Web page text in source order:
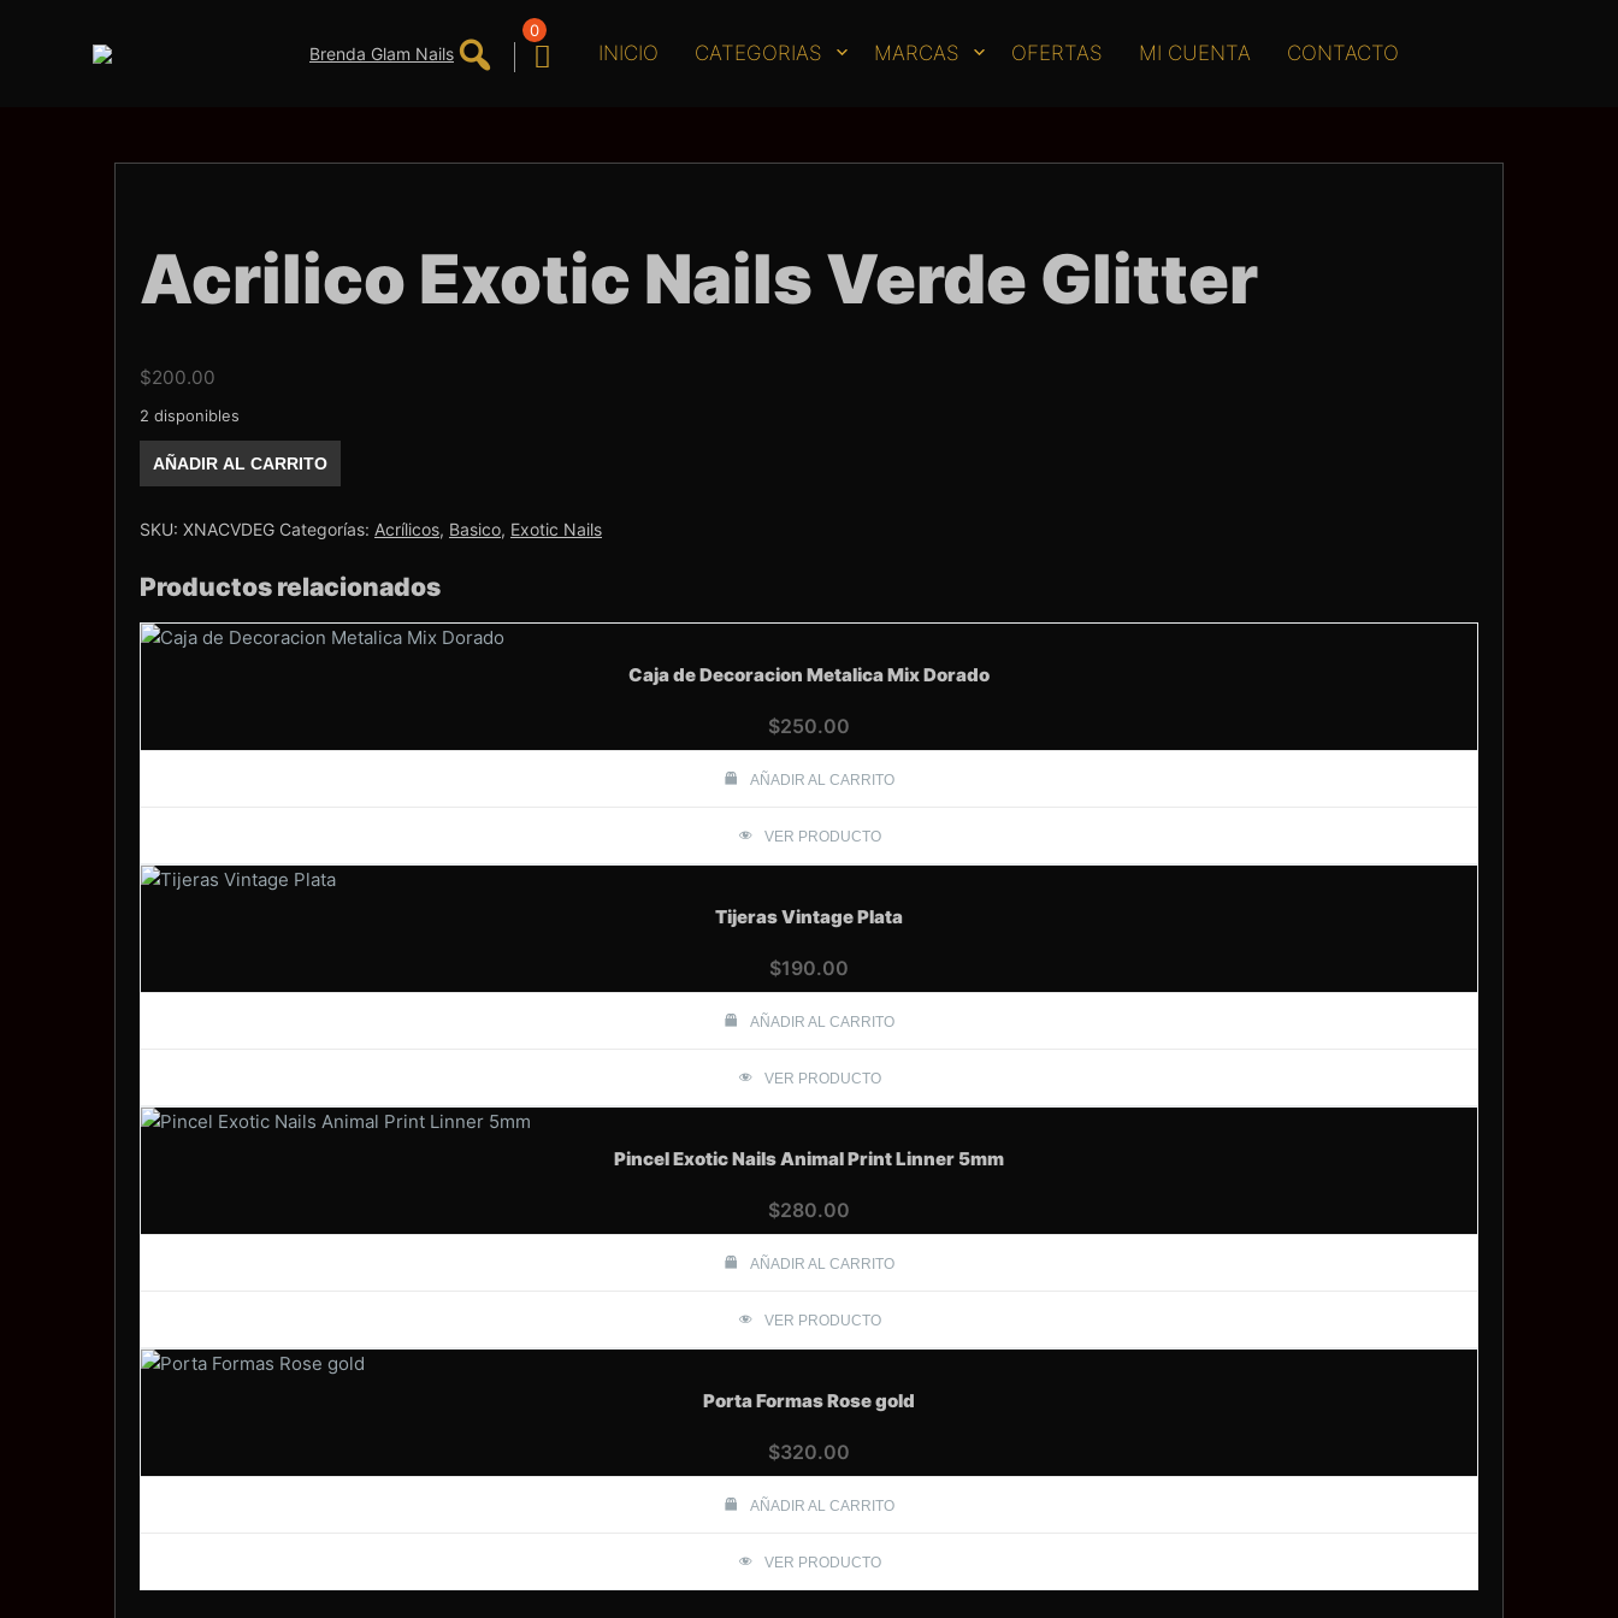
0
INICIO CATEGORIAS MARCAS OFERTAS MI CUENTA CONTACTO
Acrilico Exotic Nails Verde Glitter
$200.00
2 disponibles
Exotic
Nails
Glitter
AÑADIR AL CARRITO
SKU: XNACVDEG Categorías: Acrílicos, Basico, Exotic Nails
Productos relacionados
Caja de Decoracion Metalica Mix Dorado
$250.00
AÑADIR AL CARRITO
VER PRODUCTO
Tijeras Vintage Plata
$190.00
AÑADIR AL CARRITO
VER PRODUCTO
Pincel Exotic Nails Animal Print Linner 5mm
$280.00
AÑADIR AL CARRITO
VER PRODUCTO
Porta Formas Rose gold
$320.00
AÑADIR AL CARRITO
VER PRODUCTO